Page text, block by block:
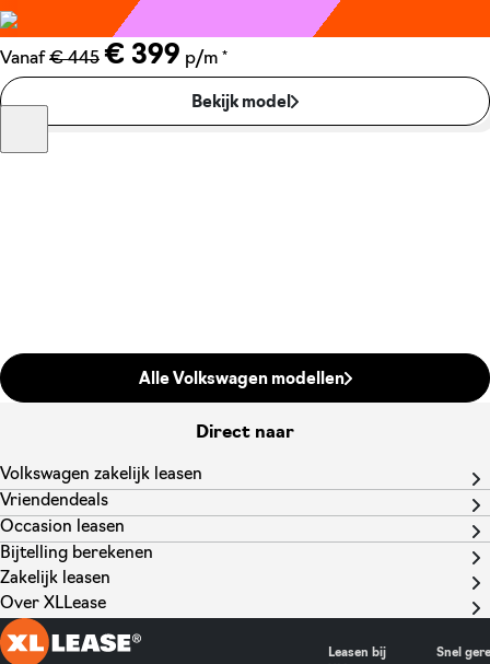
Vanaf € 445 € 399 p/m *
Bekijk model
Alle Volkswagen modellen
Direct naar
Volkswagen zakelijk leasen
Vriendendeals
Occasion leasen
Bijtelling berekenen
Zakelijk leasen
Over XLLease
Leasen bij
Snel